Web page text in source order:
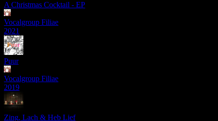
A Christmas Cocktail - EP
Vocalgroup Filiae
2021
Puur
Vocalgroup Filiae
2019
Zing, Lach & Heb Lief